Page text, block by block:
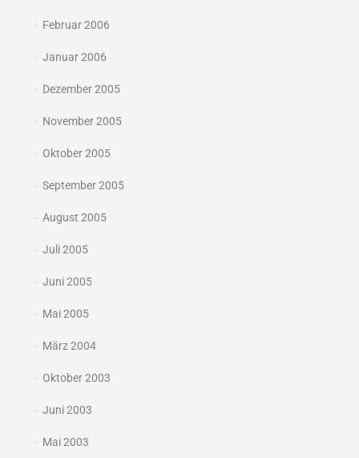
Februar 2006
Januar 2006
Dezember 2005
November 2005
Oktober 2005
September 2005
August 2005
Juli 2005
Juni 2005
Mai 2005
März 2004
Oktober 2003
Juni 2003
Mai 2003